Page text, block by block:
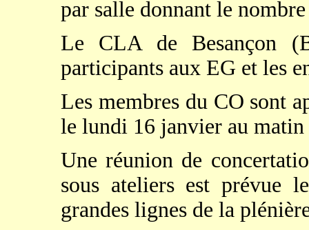
par salle donnant le
Le CLA de Besançon
participants aux EG et les
Les membres du CO sont
le lundi 16 janvier au matin
Une réunion de
sous ateliers est prévue
grandes lignes de la